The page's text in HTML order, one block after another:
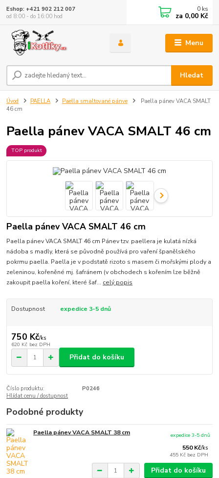
Menu
Hledat
Eshop: +421 902 212 007
od 8:00 - do 16:00 hod
0 ks
za 0,00 Kč
Úvod PAELLA Paella smaltované pánve
Paella pánev VACA SMALT
46 cm
Paella pánev VACA SMALT 46 cm
TOP produkt
Paella pánev VACA SMALT 46 cm
Paella pánev VACA SMALT 46 cm Pánev tzv. paellera je kulatá nízká
nádoba s madly, která se původně používá pro vaření španělského
pokrmu paella. Paella je v podstatě rizoto s masem či mořskými plody a
zeleninou, kořeněné mj. šafránem (v obchodech s kořením lze běžně
zakoupit paella koření, které šaf... celý popis
Dostupnost expedice 3-5 dnů
750 Kč/ks
620 Kč bez DPH
Přidat do košíku
Číslo produktu:
P0246
Hlídat cenu / dostupnost
Podobné produkty
Paella pánev VACA SMALT 38 cm
550 Kč/ks
455 Kč bez DPH
expedice 3-5 dnů
Přidat do košíku